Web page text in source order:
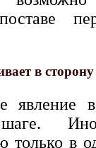
в
явление
только в